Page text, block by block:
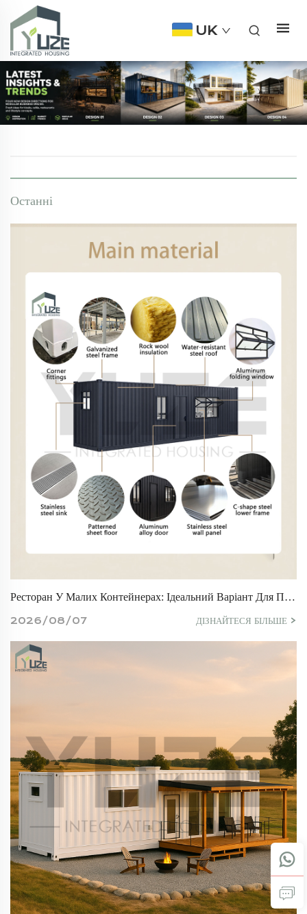
UK
Останні
Ресторан У Малих Контейнерах: Ідеальний Варіант Для Підприємців У Сфері Харчування З Обмеженим Бюджетом
2026/08/07 ДІЗНАЙТЕСЯ БІЛЬШЕ >